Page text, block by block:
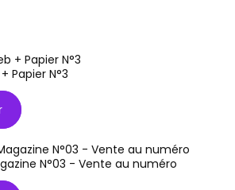
Papier N°3
N°03 - Vente au numéro